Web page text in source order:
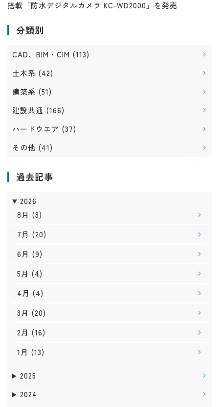
搭載「防水デジタルカメラ KC-WD2000」を発売
分類別
CAD、BIM・CIM (113)
土木系 (42)
建築系 (51)
建設共通 (166)
ハードウエア (37)
その他 (41)
過去記事
2026
8月 (3)
7月 (20)
6月 (9)
5月 (4)
4月 (4)
3月 (20)
2月 (16)
1月 (13)
2025
2024